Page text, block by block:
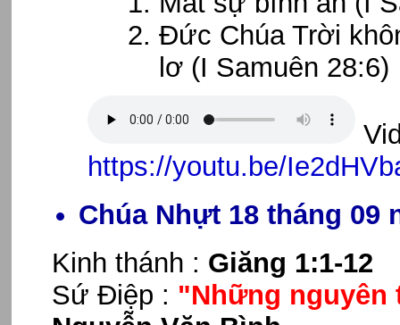
Đức Chúa Trời
lơ (I Samuên 28:6)
https://youtu.be/
Chúa Nhựt 18 tháng 09
Kinh thánh : Giăng 1:1-12
Sứ Điệp : "Những nguyên